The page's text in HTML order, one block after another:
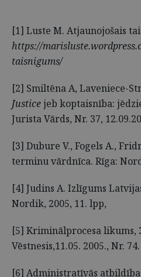
[1] Luste M. Atjaunojošais
https://
taisnigums/
[2] Smiltēna A, Laveniece-
Justicejeb koptaisnība:
Jurista Vārds, Nr. 37,
[3] Dubure V., Fogels A.,
terminu vārdnīca. Rīga:
[4] Judins A. Izlīgums
Nordik, 2005, 11. lpp,
[5] Kriminālprocesa likums,
Vēstnesis,11.05. 2005., Nr. 74.
[6] Administratīvās